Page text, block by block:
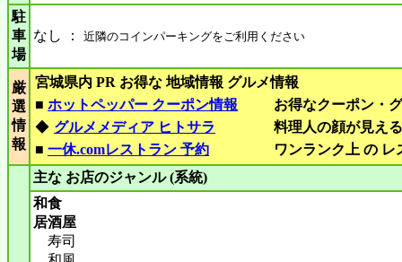
駐
車
場
なし ： 近隣のコインパーキングをご利用ください
厳
選
情
報
宮城県内 PR お得な 地域情報 グルメ情報
■ ホットペッパー クーポン情報
お得なクーポン・
◆ グルメメディア ヒトサラ
料理人の顔が見え
■ 一休.comレストラン 予約 ワンランク上 の レ
主な お店のジャンル (系統)
和食
居酒屋
寿司